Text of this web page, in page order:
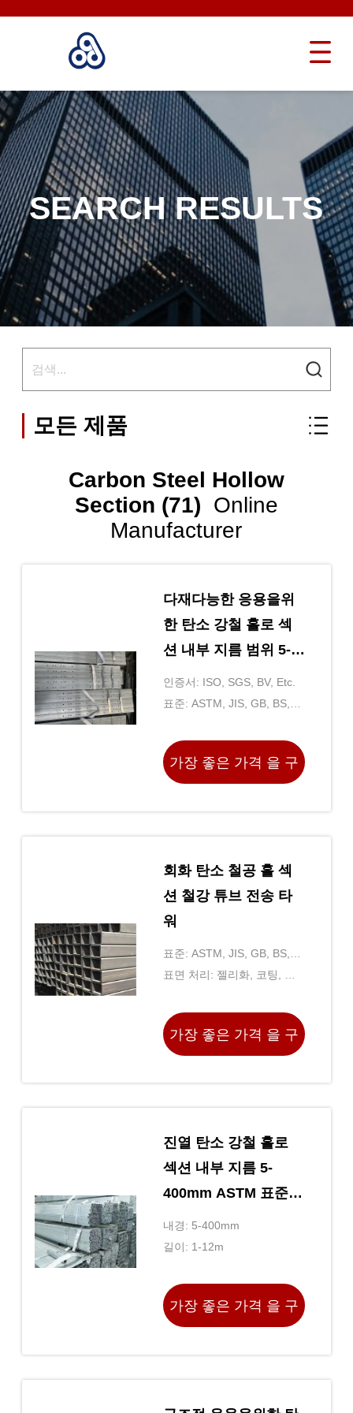
SEARCH RESULTS
모든 제품
Carbon Steel Hollow
Section (71) Online
Manufacturer
다재다능한 응용을위
한 탄소 강철 홀로 섹
션 내부 지름 범위 5-
400mm인증서: ISO, SGS, BV, Etc.
표준: ASTM, JIS, GB, BS,
가장 좋은 가격 을 구
회화 탄소 철공 홀 섹
션 철강 튜브 전송 타
워
표준: ASTM, JIS, GB, BS,
EN
표면 처리: 젤리화, 코팅, 페
가장 좋은 가격 을 구
진열 탄소 강철 홀로
섹션 내부 지름 5-
400mm ASTM 표준
ISO 인증
내경: 5-400mm
길이: 1-12m
가장 좋은 가격 을 구